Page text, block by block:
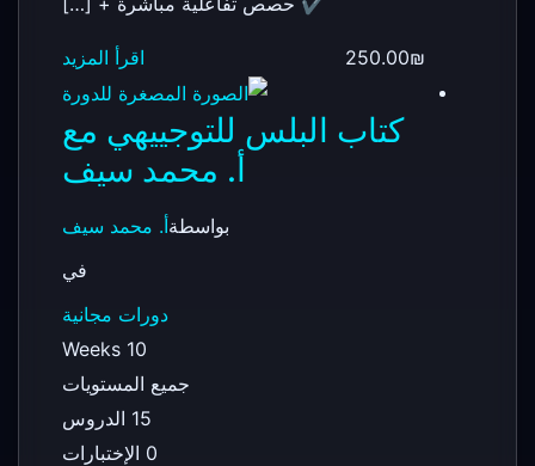
250.00₪ اقرأ المزيد
كتاب البلس للتوجييهي مع
أ. محمد سيف
بواسطةأ. محمد سيف
في
دورات مجانية
10 Weeks
جميع المستويات
15 الدروس
0 الإختبارات